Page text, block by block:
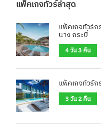
แพ็คเกจทัวร์ล่าสุด
แพ็คเกจทัวร์ก
นาง กระบี่
4 วัน 3 คืน
แพ็คเกจทัวร์ก
3 วัน 2 คืน